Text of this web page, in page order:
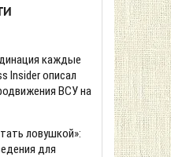
каждые
Insider описал
ВСУ на
ловушкой»:
для